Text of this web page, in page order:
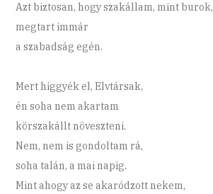
Azt biztosan, hogy szakállam, mint burok,
megtart immár
a szabadság egén.
Mert higgyék el, Elvtársak,
én soha nem akartam
körszakállt növeszteni.
Nem, nem is gondoltam rá,
soha talán, a mai napig.
Mint ahogy az se akaródzott nekem,